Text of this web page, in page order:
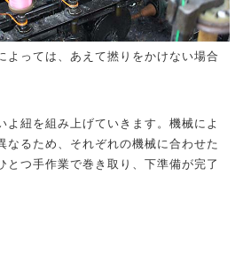
よっては、あえて撚りをかけない場合
よ紐を組み上げていきます。機械によ
なるため、それぞれの機械に合わせた
とつ手作業で巻き取り、下準備が完了